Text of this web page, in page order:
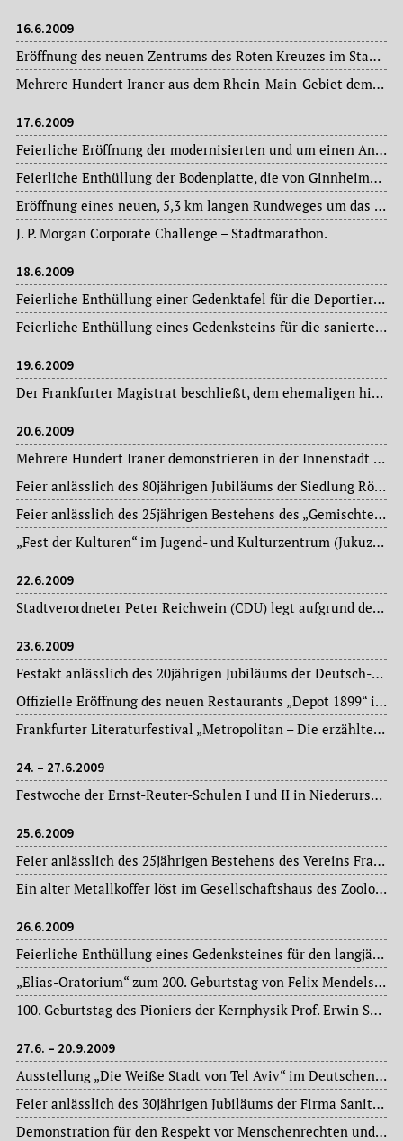
16.6.2009
Eröffnung des neuen Zentrums des Roten Kreuzes im Stadtteil Höchst, Adelonstraße 31.
Mehrere Hundert Iraner aus dem Rhein-Main-Gebiet demonstrieren auf dem Römerberg wegen angeblichen Betrugs bei der Präsidentenwahl.
17.6.2009
Feierliche Eröffnung der modernisierten und um einen Anbau erweiterten Feuerwache in Bergen-Enkheim. Die Wache ist jetzt das Domizil der Enkheimer Berufsfeuerwehr („Bereichswache 11) und der Freiwilligen Feuerwehr Enkheim.
Feierliche Enthüllung der Bodenplatte, die von Ginnheims Geschichte erzählt, auf dem Ginnheimer Kirchplatz, an der Alten Bethlehemkirche – gestaltet von der Künstlerin Annette Dietrich, auf zwei mal zwei Metern aus Bronze und Sandstein.
Eröffnung eines neuen, 5,3 km langen Rundweges um das Oberforsthaus im Stadtwald.
J. P. Morgan Corporate Challenge – Stadtmarathon.
18.6.2009
Feierliche Enthüllung einer Gedenktafel für die Deportierten der Jüdischen Gemeinde von Bergen-Enkheim am Alten Rathaus – an dem Ort, von dem am 30. Mai und am 05. September 1942 28 jüdische Frauen und Männer in die Konzentrations- und Vernichtungslager deportiert wurden.
Feierliche Enthüllung eines Gedenksteins für die sanierte Wasserhofstraße im Stadtteil Oberrad.
19.6.2009
Der Frankfurter Magistrat beschließt, dem ehemaligen hiesigen Oberbürgermeister Walter Wallmann (CDU) die 27. Ehrenbürgerschaft der Stadt anzutragen.
20.6.2009
Mehrere Hundert Iraner demonstrieren in der Innenstadt für Freiheit, Demokratie und Gerechtigkeit im Iran.
Feier anlässlich des 80jährigen Jubiläums der Siedlung Römerstadt – die Siedlung zwischen den Stadtteilen Praunheim und Heddernheim wurde 1927/28 vom Stadtplaner Ernst May (1886-1970) errichtet.
Feier anlässlich des 25jährigen Bestehens des „Gemischten Chores“ des TSV 1878 Frankfurt-Ginnheim.
„Fest der Kulturen“ im Jugend- und Kulturzentrum (Jukuz) im Stadtteil Höchst.
22.6.2009
Stadtverordneter Peter Reichwein (CDU) legt aufgrund der gegen ihn erhobener Vorwürfe sein Mandat nieder. Die Staatsanwaltschaft ermittelt gegen ihn wegen angeblicher Bestechlichkeit und Verrats von Dienstgeheimnissen.
23.6.2009
Festakt anlässlich des 20jährigen Jubiläums der Deutsch-Polnischen Gesellschaft im Kaisersaal des Römers.
Offizielle Eröffnung des neuen Restaurants „Depot 1899“ im ehemaligen Straßenbahnbetriebshof im Stadtteil Sachsenhausen – Lokalbetrieb bereits seit dem 05. Juni d. J.
Frankfurter Literaturfestival „Metropolitan – Die erzählte Stadt“.
24. – 27.6.2009
Festwoche der Ernst-Reuter-Schulen I und II in Niederursel anlässlich ihres 40jährigen Bestehens.
25.6.2009
Feier anlässlich des 25jährigen Bestehens des Vereins Frauenbetriebe, Hamburger Allee.
Ein alter Metallkoffer löst im Gesellschaftshaus des Zoologischen Gartens einen falschen Bombenalarm aus – umliegende Straßen und die angrenzende U-Bahn-Station werden zeitweilig gesperrt.
26.6.2009
Feierliche Enthüllung eines Gedenksteines für den langjährigen Oberforstdirektor Kurt Ruppert (1907-1981), Leiter des Stadtforstamtes Frankfurt am Main (1942-1972), Begründer der Waldspielparke, an der Fasanerie.
„Elias-Oratorium“ zum 200. Geburtstag von Felix Mendelssohn Bartholdy in der Kirche St. Jakob im Stadtteil Bockenheim.
100. Geburtstag des Pioniers der Kernphysik Prof. Erwin Schopper (1909-2009), 1956 Gründer des Instituts für Kernphysik an der Johann Wolfgang Goethe-Universität, das er bis 1979 leitete.
27.6. – 20.9.2009
Ausstellung „Die Weiße Stadt von Tel Aviv“ im Deutschen Architekturmuseum anlässlich des 100jährigen Jubiläums der Gründung der israelischen Partnerstadt Tel Aviv.
Feier anlässlich des 30jährigen Jubiläums der Firma Sanitär Gruber GmbH mit Sitz in Frankfurt am Main-Heddernheim.
Demonstration für den Respekt vor Menschenrechten und für ein Ende der staatlichen Gewalt im Iran auf dem Römerberg.